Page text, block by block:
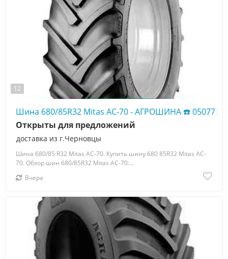
12
Шина 680/85R32 Mitas AC-70 - АГРОШИНА ☎️
доставка из г.Черновцы
Открыты для предложений
Шина 680/85 R32 Mitas AC-70. Купить шину 680 85R32 Mitas AC-
70. Обзор шин 680/85R32 Mitas AC-70:...
Вчера